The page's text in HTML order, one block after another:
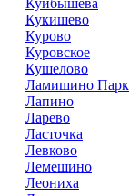
Куйбышева
Кукишево
Курово
Куровское
Кушелово
Ламишино Парк
Лапино
Ларево
Ласточка
Левково
Лемешино
Леониха